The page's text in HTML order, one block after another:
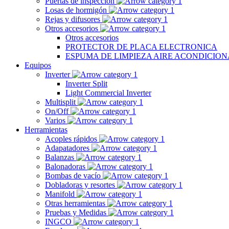
Losas de hormigón
Rejas y difusores
Otros accesorios
Otros accesorios
PROTECTOR DE PLACA ELECTRONICA
ESPUMA DE LIMPIEZA AIRE
Equipos
Inverter
Inverter Split
Light Commercial Inverter
Multisplit
On/Off
Varios
Herramientas
Acoples rápidos
Adapatadores
Balanzas
Balonadoras
Bombas de vacío
Dobladoras y resortes
Manifold
Otras herramientas
Pruebas y Medidas
INGCO